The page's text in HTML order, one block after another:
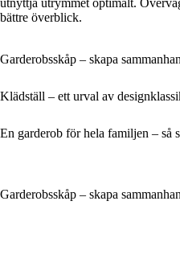
bättre överblick.
Garderobsskåp – skapa
Klädställ – ett urval av
En garderob för hela familjen – så
Garderobsskåp – skapa